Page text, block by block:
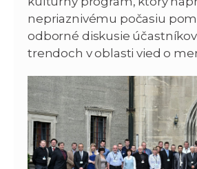
nepriaznivému počasiu
odborné diskusie
trendoch v oblasti vied o